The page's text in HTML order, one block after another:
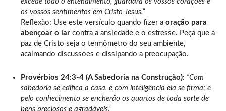
os vossos sentimentos em Cristo Jesus.”
Reflexão: Use este versículo quando fizer a oração para
abençoar o lar contra a ansiedade e o estresse. Peça que a
paz de Cristo seja o termômetro do seu ambiente,
acalmando discussões e dissipando a preocupação.
Provérbios 24:3-4 (A Sabedoria na Construção): “Com
sabedoria se edifica a casa, e com inteligência ela se firma; e
pelo conhecimento se encherão os quartos de toda sorte de
bens preciosos e agradáveis.”